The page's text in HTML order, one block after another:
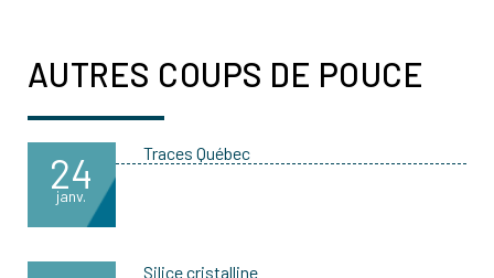
AUTRES COUPS DE POUCE
24
janv.
Traces Québec
Silice cristalline